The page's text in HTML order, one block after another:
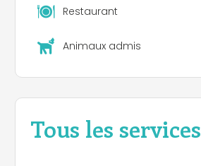
Restaurant
Animaux admis
Tous les services